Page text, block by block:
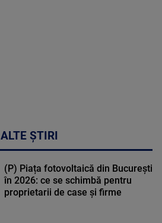
ALTE ȘTIRI
(P) Piața fotovoltaică din București
în 2026: ce se schimbă pentru
proprietarii de case și firme